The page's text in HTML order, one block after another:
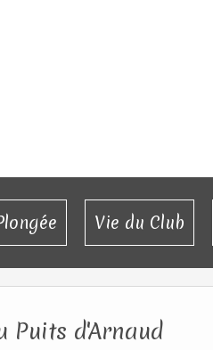
Vie du Club
Puits d'Arnaud